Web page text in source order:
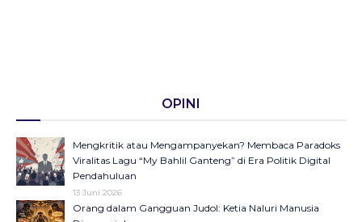
OPINI
Mengkritik atau Mengampanyekan? Membaca Paradoks
Viralitas Lagu “My Bahlil Ganteng” di Era Politik Digital
Pendahuluan
13 Juni 2026
Orang dalam Gangguan Judol: Ketia Naluri Manusia